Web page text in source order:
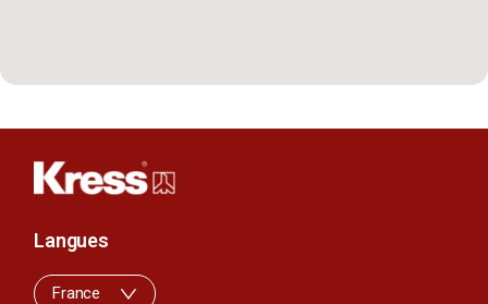
Langues
France